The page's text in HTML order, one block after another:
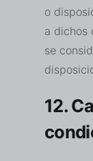
o
a dichos
se
12.